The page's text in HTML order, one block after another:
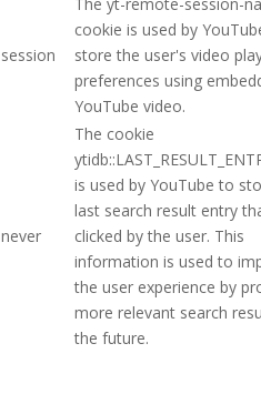
session
cookie is used by
store the user's video
preferences using
YouTube video.
never
The cookie
is used by YouTube to
last search result entry
clicked by the user. This
information is used to
the user experience by
more relevant search
the future.